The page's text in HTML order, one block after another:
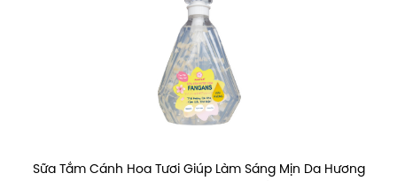
Sữa Tắm Cánh Hoa Tươi Giúp Làm Sáng Mịn Da Hương